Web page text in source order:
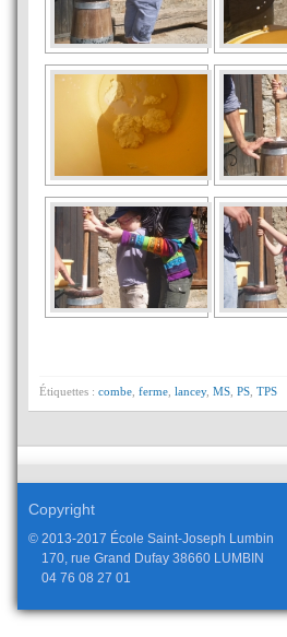
Étiquettes : combe ferme lancey, MS PS TPS
Copyright
© 2013-2017 École Saint-Joseph Lumbin
170, rue Grand Dufay 38660 LUMBIN
04 76 08 27 01